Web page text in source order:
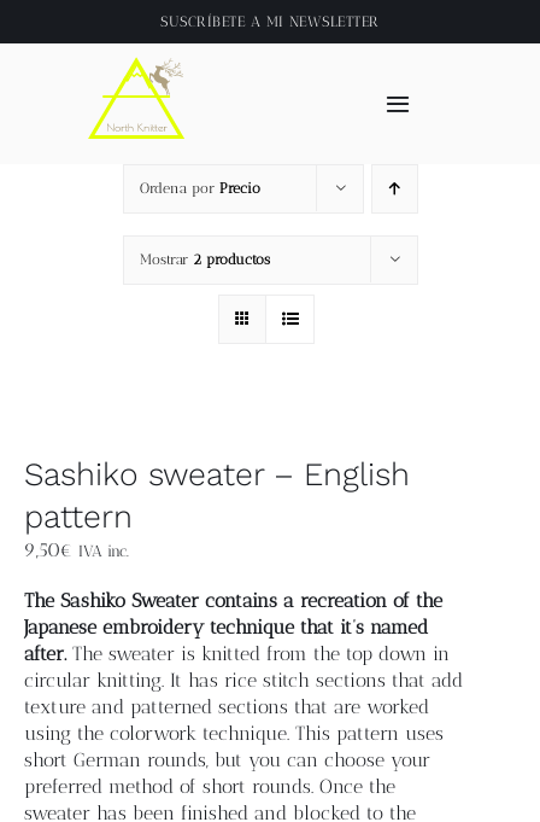
al
SUSCRÍBETE A MI NEWSLETTER
Toggle
Inicio
About
Tienda
Videos
Contacto
Newsletter
Carrito
Ordena por Precio
Mostrar 2 productos
Sashiko sweater – English
pattern
9,50€ IVA inc.
The Sashiko Sweater contains a recreation of the
Japanese embroidery technique that it’s named
after.The sweater is knitted from the top down in
circular knitting. It has rice stitch sections that add
texture and patterned sections that are worked
using the colorwork technique. This pattern uses
short German rounds, but you can choose your
preferred method of short rounds. Once the
sweater has been finished and blocked to the